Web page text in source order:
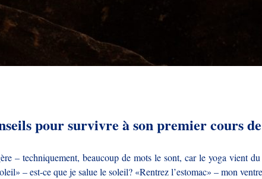
pour survivre à son premier cours
– techniquement, beaucoup de mots le sont, car le yoga vient
– est-ce que je salue le soleil? «Rentrez l’estomac» – mon